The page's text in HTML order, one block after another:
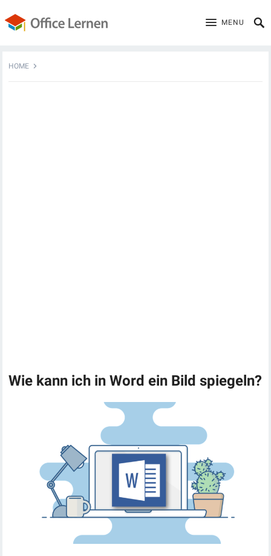
MENU
HOME
Wie kann ich in Word ein Bild spiegeln?